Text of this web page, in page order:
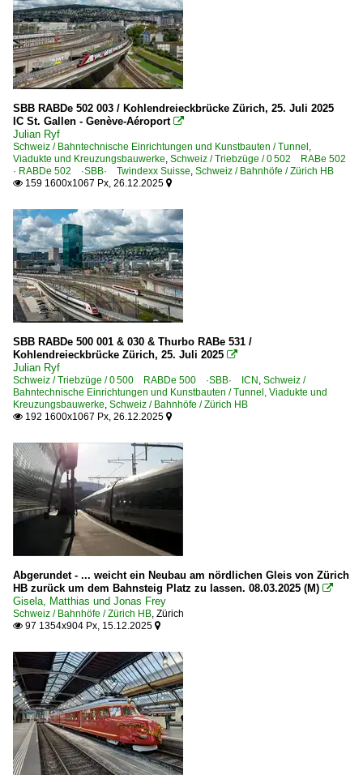
SBB RABDe 502 003 / Kohlendreieckbrücke Zürich, 25. Juli 2025
IC St. Gallen - Genève-Aéroport 
Julian Ryf
Schweiz / Bahntechnische Einrichtungen und Kunstbauten / Tunnel,
Viadukte und Kreuzungsbauwerke Schweiz / Triebzüge / 0 502 RABe 502
· RABDe 502 ·SBB· Twindexx Suisse Schweiz / Bahnhöfe / Zürich HB
 159 1600x1067 Px, 26.12.2025 
SBB RABDe 500 001 & 030 & Thurbo RABe 531 /
Kohlendreieckbrücke Zürich, 25. Juli 2025 
Julian Ryf
Schweiz / Triebzüge / 0 500 RABDe 500 ·SBB· ICN Schweiz /
Bahntechnische Einrichtungen und Kunstbauten / Tunnel, Viadukte und
Kreuzungsbauwerke Schweiz / Bahnhöfe / Zürich HB
 192 1600x1067 Px, 26.12.2025 
Abgerundet - ... weicht ein Neubau am nördlichen Gleis von Zürich
HB zurück um dem Bahnsteig Platz zu lassen. 08.03.2025 (M) 
Gisela, Matthias und Jonas Frey
Schweiz / Bahnhöfe / Zürich HB Zürich
 97 1354x904 Px, 15.12.2025 